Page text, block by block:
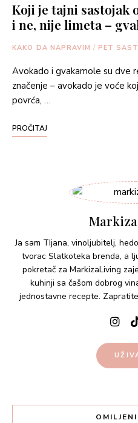
Koji je tajni sastojak
i ne, nije limeta –
KAKO DA NAPRAVIM / PET
Avokado i gvakamole su dve
značenje – avokado je voće
povrća, …
PROČITAJ
Ja sam TIjana, vinoljubitelj,
tvorac Slatkoteka brenda, a
pokretač za MarkizaLiving
kuhinji sa čašom dobrog
jednostavne recepte.